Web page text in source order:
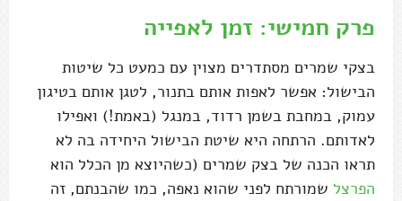
פרק חמישי: זמן לאפייה
בצקי שמרים מסתדרים מצוין עם כמעט כל שיטות
הבישול: אפשר לאפות אותם בתנור, לטגן אותם בטיגון
עמוק, במחבת בשמן רדוד, במנגל (באמת!) ואפילו
לאדותם. הרתחה היא שיטת הבישול היחידה בה לא
תראו הכנה של בצק שמרים (כשהיוצא מן הכלל הוא
הפרצל שמורתח לפני שהוא נאפה, כמו שהבנתם, זה